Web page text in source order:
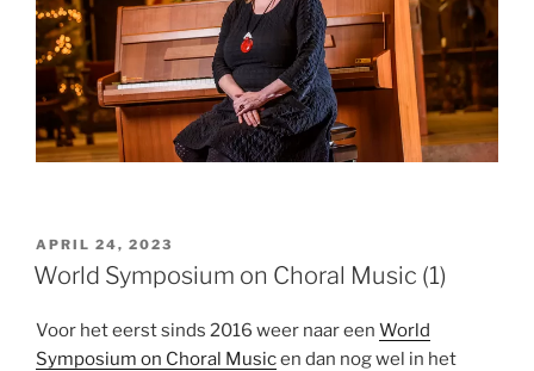
GEPLAATST
OP
APRIL 24, 2023
World Symposium on Choral Music (1)
Voor het eerst sinds 2016 weer naar een World
Symposium on Choral Musicen dan nog wel in het